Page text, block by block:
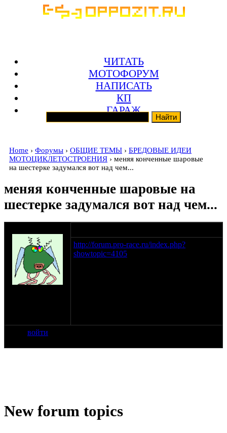
ЧИТАТЬ
МОТОФОРУМ
НАПИСАТЬ
КП
ГАРАЖ
Home › Форумы › ОБЩИЕ ТЕМЫ › БРЕДОВЫЕ ИДЕИ
МОТОЦИКЛЕТОСТРОЕНИЯ › меняя конченные шаровые
на шестерке задумался вот над чем...
меняя конченные шаровые на
шестерке задумался вот над чем...
http://forum.pro-race.ru/index.php?
showtopic=4105
войти
New forum topics